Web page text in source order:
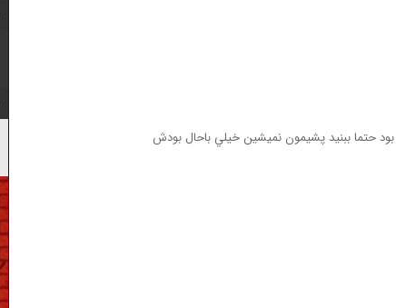
حتما ببنيد پشيمون نميشين خيلي باحال بودش